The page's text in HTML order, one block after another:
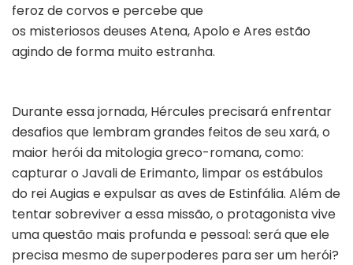
feroz de corvos e percebe que
os misteriosos deuses Atena, Apolo e Ares estão
agindo de forma muito estranha.
Durante essa jornada, Hércules precisará enfrentar
desafios que lembram grandes feitos de seu xará, o
maior herói da mitologia greco-romana, como:
capturar o Javali de Erimanto, limpar os estábulos
do rei Augias e expulsar as aves de Estinfália. Além de
tentar sobreviver a essa missão, o protagonista vive
uma questão mais profunda e pessoal: será que ele
precisa mesmo de superpoderes para ser um herói?